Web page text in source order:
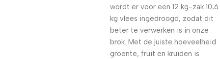
wordt er voor een 12 kg-zak 10,6
kg vlees ingedroogd, zodat dit
beter te verwerken is in onze
brok. Met de juiste hoeveelheid
groente, fruit en kruiden is